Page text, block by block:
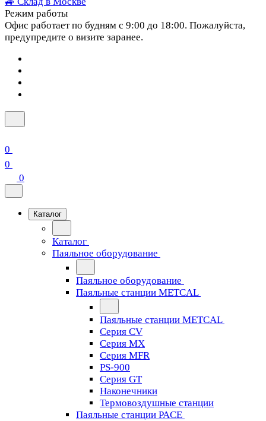
Режим работы
Офис работает по будням с 9:00 до 18:00. Пожалуйста,
предупредите о визите заранее.
0
0
0
Каталог
Каталог
Паяльное оборудование
Паяльное оборудование
Паяльные станции METCAL
Паяльные станции METCAL
Серия CV
Серия MX
Серия MFR
PS-900
Серия GT
Наконечники
Термовоздушные станции
Паяльные станции PACE